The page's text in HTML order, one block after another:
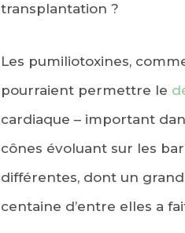
transplantation ?
Les pumiliotoxines,
pourraient permettre le
cardiaque – important
cônes évoluant sur les
différentes, dont un
centaine d’entre elles a